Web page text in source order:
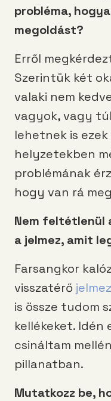
probléma,
megoldást?
Erről
Szerintük két
valaki nem
vagyok, vagy
lehetnek is
helyzetekben
problémának
hogy van rá
Nem feltétlenül
a jelmez, amit
Farsangkor
visszatérő jelmez
is össze tudom
kellékeket. Idén
csináltam
pillanatban.
Mutatkozz be,